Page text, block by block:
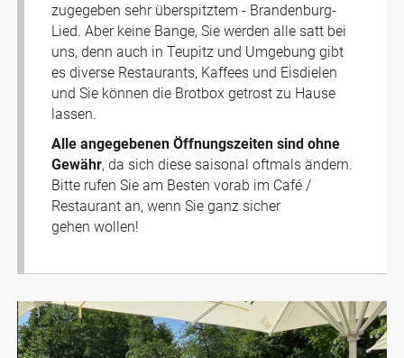
zugegeben sehr überspitztem - Brandenburg-
Lied. Aber keine Bange, Sie werden alle satt bei
uns, denn auch in Teupitz und Umgebung gibt
es diverse Restaurants, Kaffees und Eisdielen
und Sie können die Brotbox getrost zu Hause
lassen.
Alle angegebenen Öffnungszeiten sind ohne
Gewähr, da sich diese saisonal oftmals ändern.
Bitte rufen Sie am Besten vorab im Café /
Restaurant an, wenn Sie ganz sicher
gehen wollen!